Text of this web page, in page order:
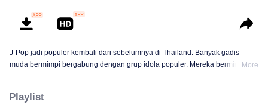
J-Pop jadi populer kembali dari sebelumnya di Thailand. Banyak gadis
muda bermimpi bergabung dengan grup idola populer. Mereka bermimpi
berada di grup idola. Gadis-gadis muda atau anggota baru ini harus
More
Playlist